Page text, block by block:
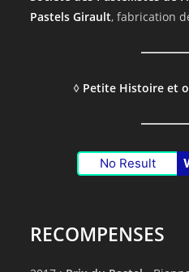
Pastels Girault, fabrication
◊ Petite Histoire et
No Result
RECOMPENSES